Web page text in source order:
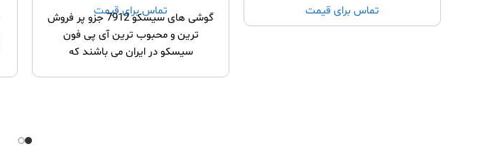
تماس برای قیمت
تماس برای قیمتگوشی های سیسکو 7912 جزو پر فروش
ترین و محبوب ترین آی پی فون
سیسکو در ایران می باشند که